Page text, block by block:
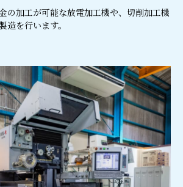
の加工が可能な放電加工機や、切削加工機
造を行います。